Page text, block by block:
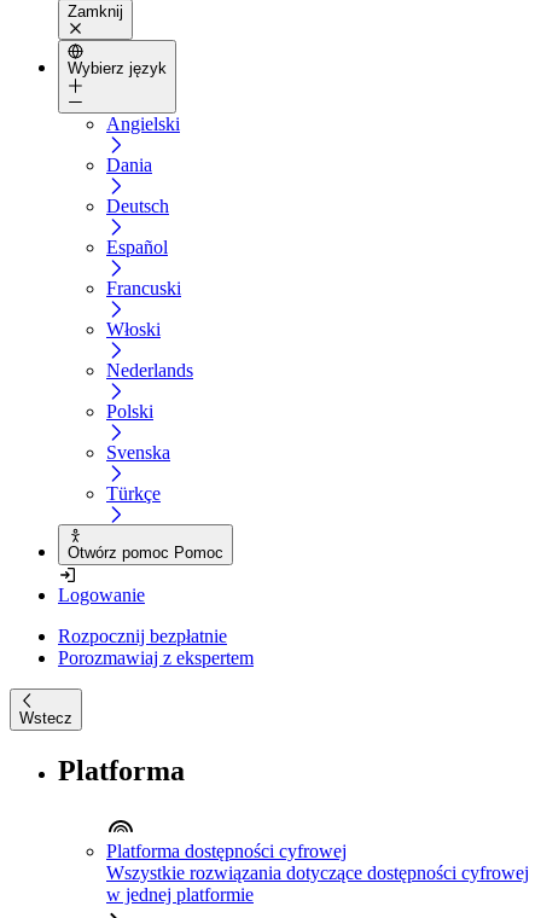
Zamknij
Wybierz język
Angielski
Dania
Deutsch
Español
Francuski
Włoski
Nederlands
Polski
Svenska
Türkçe
Otwórz pomoc Pomoc
Logowanie
Rozpocznij bezpłatnie
Porozmawiaj z ekspertem
Wstecz
Platforma
Platforma dostępności cyfrowej
Wszystkie rozwiązania dotyczące dostępności cyfrowej
w jednej platformie